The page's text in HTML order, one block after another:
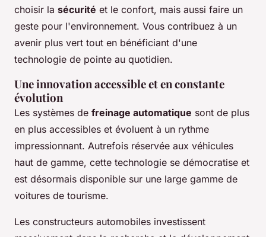
choisir la sécurité et le confort, mais aussi faire un
geste pour l'environnement. Vous contribuez à un
avenir plus vert tout en bénéficiant d'une
technologie de pointe au quotidien.
Une innovation accessible et en constante
évolution
Les systèmes de freinage automatique sont de plus
en plus accessibles et évoluent à un rythme
impressionnant. Autrefois réservée aux véhicules
haut de gamme, cette technologie se démocratise et
est désormais disponible sur une large gamme de
voitures de tourisme.
Les constructeurs automobiles investissent